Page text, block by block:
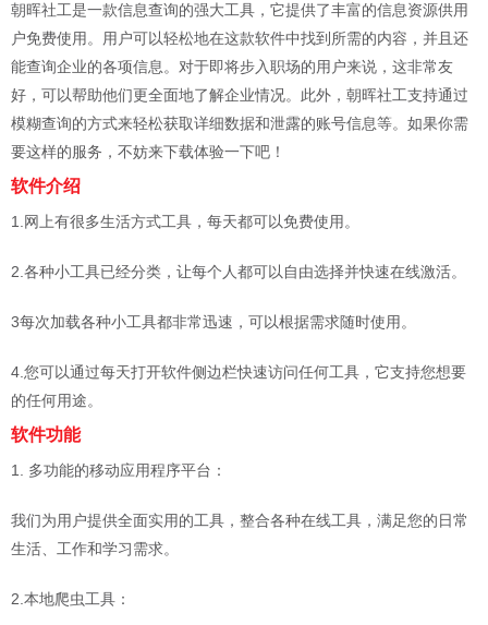
朝晖社工是一款信息查询的强大工具，它提供了丰富的信息资源供用
户免费使用。用户可以轻松地在这款软件中找到所需的内容，并且还
能查询企业的各项信息。对于即将步入职场的用户来说，这非常友
好，可以帮助他们更全面地了解企业情况。此外，朝晖社工支持通过
模糊查询的方式来轻松获取详细数据和泄露的账号信息等。如果你需
要这样的服务，不妨来下载体验一下吧！
软件介绍
1.网上有很多生活方式工具，每天都可以免费使用。
2.各种小工具已经分类，让每个人都可以自由选择并快速在线激活。
3每次加载各种小工具都非常迅速，可以根据需求随时使用。
4.您可以通过每天打开软件侧边栏快速访问任何工具，它支持您想要
的任何用途。
软件功能
1. 多功能的移动应用程序平台：
我们为用户提供全面实用的工具，整合各种在线工具，满足您的日常
生活、工作和学习需求。
2.本地爬虫工具：